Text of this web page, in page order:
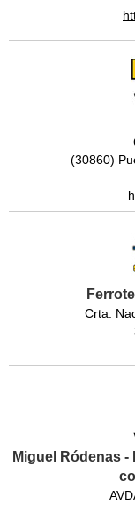
(30860)
Crta.
Miguel Ródenas